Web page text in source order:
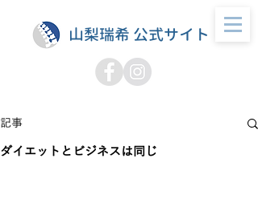
山梨瑞希 公式サイト
記事
ダイエットとビジネスは同じ